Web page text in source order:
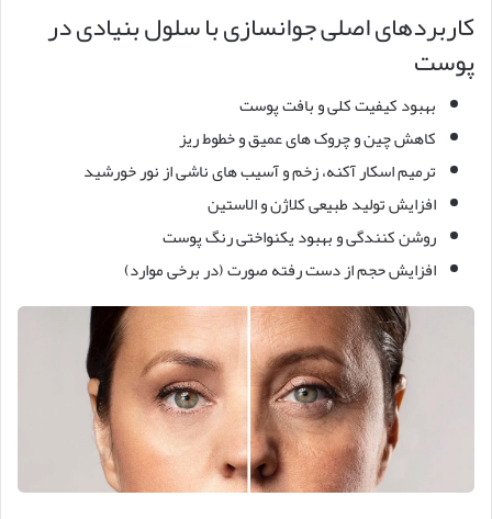
کاربردهای اصلی جوانسازی با سلول بنیادی در
پوست
بهبود کیفیت کلی و بافت پوست
کاهش چین و چروک های عمیق و خطوط ریز
ترمیم اسکار آکنه، زخم و آسیب های ناشی از نور خورشید
افزایش تولید طبیعی کلاژن و الاستین
روشن کنندگی و بهبود یکنواختی رنگ پوست
افزایش حجم از دست رفته صورت (در برخی موارد)